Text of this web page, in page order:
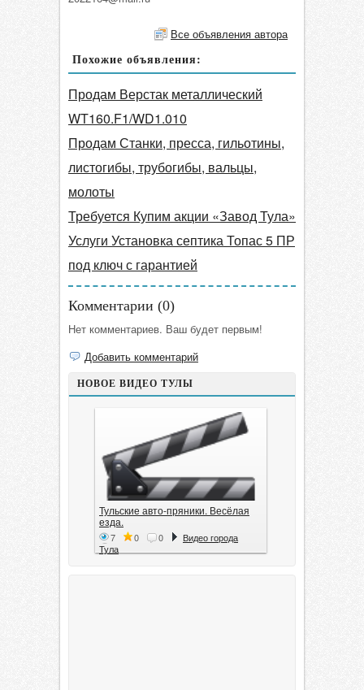
Все объявления автора
Похожие объявления:
Продам Верстак металлический
WT160.F1/WD1.010
Продам Станки, пресса, гильотины,
листогибы, трубогибы, вальцы,
молоты
Требуется Купим акции «Завод Тула»
Услуги Установка септика Топас 5 ПР
под ключ с гарантией
Комментарии (0)
Нет комментариев. Ваш будет первым!
Добавить комментарий
НОВОЕ ВИДЕО ТУЛЫ
Тульские авто-пряники. Весёлая
езда.
7 0 0
Видео города
Тула